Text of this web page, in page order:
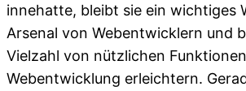
innehatte, bleibt sie ein wichtiges
Arsenal von Webentwicklern und
Vielzahl von nützlichen
Webentwicklung erleichtern.